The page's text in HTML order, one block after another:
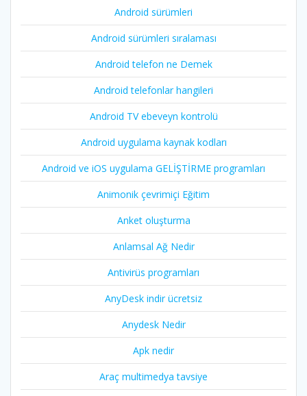
Android sürümleri
Android sürümleri sıralaması
Android telefon ne Demek
Android telefonlar hangileri
Android TV ebeveyn kontrolü
Android uygulama kaynak kodları
Android ve iOS uygulama GELİŞTİRME programları
Animonik çevrimiçi Eğitim
Anket oluşturma
Anlamsal Ağ Nedir
Antivirüs programları
AnyDesk indir ücretsiz
Anydesk Nedir
Apk nedir
Araç multimedya tavsiye